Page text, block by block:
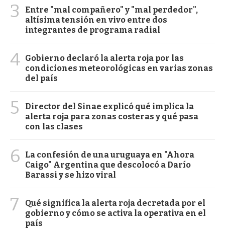
3
Entre "mal compañero" y "mal perdedor",
altísima tensión en vivo entre dos
integrantes de programa radial
4 Gobierno declaró la alerta roja por las
condiciones meteorológicas en varias zonas
del país
5
Director del Sinae explicó qué implica la
alerta roja para zonas costeras y qué pasa
con las clases
6
La confesión de una uruguaya en "Ahora
Caigo" Argentina que descolocó a Darío
Barassi y se hizo viral
7
Qué significa la alerta roja decretada por el
gobierno y cómo se activa la operativa en el
país